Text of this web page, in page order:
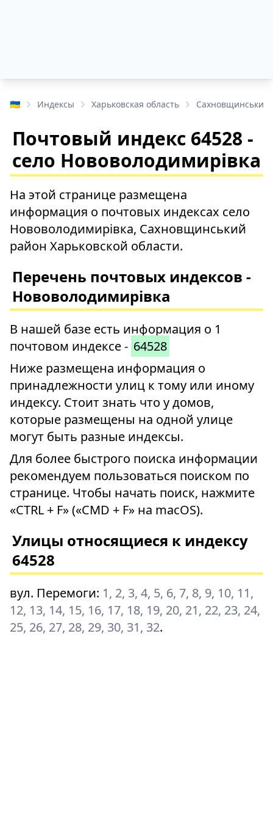
🇺🇦 Индексы Харьковская область Сахновщинський
Почтовый индекс 64528 -
село Нововолодимирівка
На этой странице размещена
информация о почтовых индексах село
Нововолодимирівка, Сахновщинський
район Харьковской области.
Перечень почтовых индексов -
Нововолодимирівка
В нашей базе есть информация о 1
почтовом индексе - 64528
Ниже размещена информация о
принадлежности улиц к тому или иному
индексу. Стоит знать что у домов,
которые размещены на одной улице
могут быть разные индексы.
Для более быстрого поиска информации
рекомендуем пользоваться поиском по
странице. Чтобы начать поиск, нажмите
«CTRL + F» («CMD + F» на macOS).
Улицы относящиеся к индексу
64528
вул. Перемоги: 1, 2, 3, 4, 5, 6, 7, 8, 9, 10, 11,
12, 13, 14, 15, 16, 17, 18, 19, 20, 21, 22, 23, 24,
25, 26, 27, 28, 29, 30, 31, 32.